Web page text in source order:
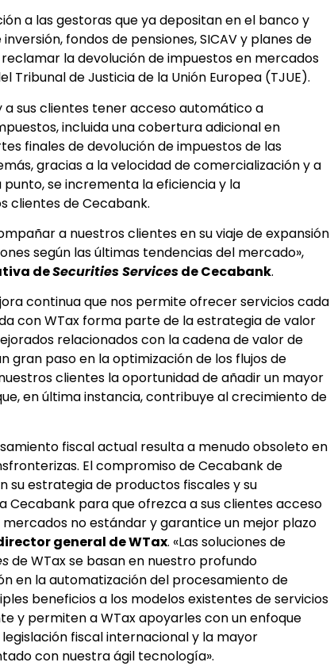
a las gestoras que ya depositan en el banco y
fondos de pensiones, SICAV y planes de
la devolución de impuestos en mercados
Tribunal de Justicia de la Unión Europea (TJUE).
sus clientes tener acceso automático a
incluida una cobertura adicional en
finales de devolución de impuestos de las
gracias a la velocidad de comercialización y a
se incrementa la eficiencia y la
clientes de Cecabank.
a nuestros clientes en su viaje de expansión
según las últimas tendencias del mercado»,
deSecurities Servicesde Cecabank.
continua que nos permite ofrecer servicios cada
con WTax forma parte de la estrategia de valor
relacionados con la cadena de valor de
gran paso en la optimización de los flujos de
clientes la oportunidad de añadir un mayor
en última instancia, contribuye al crecimiento de
fiscal actual resulta a menudo obsoleto en
El compromiso de Cecabank de
su estrategia de productos fiscales y su
para que ofrezca a sus clientes acceso
no estándar y garantice un mejor plazo
general de WTax. «Las soluciones de
de WTax se basan en nuestro profundo
en la automatización del procesamiento de
beneficios a los modelos existentes de servicios
y permiten a WTax apoyarles con un enfoque
fiscal internacional y la mayor
con nuestra ágil tecnología».